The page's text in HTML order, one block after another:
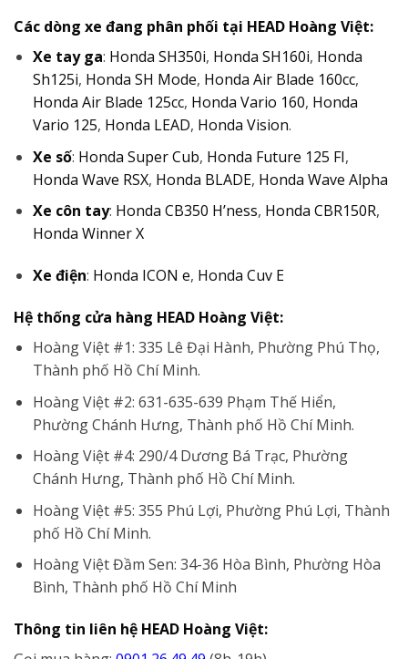
Các dòng xe đang phân phối tại HEAD Hoàng Việt:
Xe tay ga: Honda SH350i, Honda SH160i, Honda
Sh125i, Honda SH Mode, Honda Air Blade 160cc,
Honda Air Blade 125cc, Honda Vario 160, Honda
Vario 125, Honda LEAD, Honda Vision.
Xe số: Honda Super Cub, Honda Future 125 FI,
Honda Wave RSX, Honda BLADE, Honda Wave Alpha
Xe côn tay: Honda CB350 H’ness, Honda CBR150R,
Honda Winner X
Xe điện: Honda ICON e, Honda Cuv E
Hệ thống cửa hàng HEAD Hoàng Việt:
Hoàng Việt #1: 335 Lê Đại Hành, Phường Phú Thọ,
Thành phố Hồ Chí Minh.
Hoàng Việt #2: 631-635-639 Phạm Thế Hiển,
Phường Chánh Hưng, Thành phố Hồ Chí Minh.
Hoàng Việt #4: 290/4 Dương Bá Trạc, Phường
Chánh Hưng, Thành phố Hồ Chí Minh.
Hoàng Việt #5: 355 Phú Lợi, Phường Phú Lợi, Thành
phố Hồ Chí Minh.
Hoàng Việt Đầm Sen: 34-36 Hòa Bình, Phường Hòa
Bình, Thành phố Hồ Chí Minh
Thông tin liên hệ HEAD Hoàng Việt: